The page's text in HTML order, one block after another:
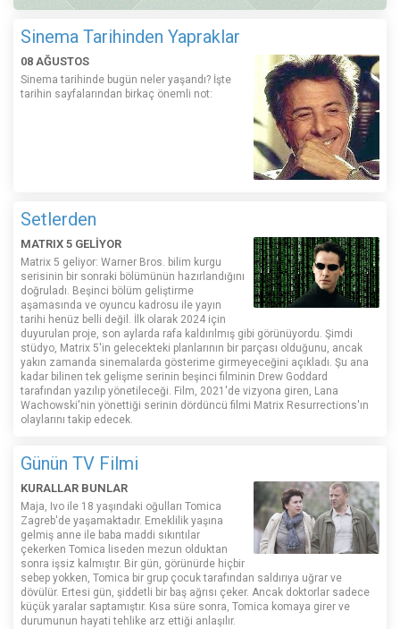
Sinema Tarihinden Yapraklar
08 AĞUSTOS
Sinema tarihinde bugün neler yaşandı? İşte
tarihin sayfalarından birkaç önemli not:
Setlerden
MATRIX 5 GELİYOR
Matrix 5 geliyor: Warner Bros. bilim kurgu
serisinin bir sonraki bölümünün hazırlandığını
doğruladı. Beşinci bölüm geliştirme
aşamasında ve oyuncu kadrosu ile yayın
tarihi henüz belli değil. İlk olarak 2024 için
duyurulan proje, son aylarda rafa kaldırılmış gibi görünüyordu. Şimdi
stüdyo, Matrix 5'in gelecekteki planlarının bir parçası olduğunu, ancak
yakın zamanda sinemalarda gösterime girmeyeceğini açıkladı. Şu ana
kadar bilinen tek gelişme serinin beşinci filminin Drew Goddard
tarafından yazılıp yönetileceği. Film, 2021'de vizyona giren, Lana
Wachowski'nin yönettiği serinin dördüncü filmi Matrix Resurrections'ın
olaylarını takip edecek.
Günün TV Filmi
KURALLAR BUNLAR
Maja, Ivo ile 18 yaşındaki oğulları Tomica
Zagreb'de yaşamaktadır. Emeklilik yaşına
gelmiş anne ile baba maddi sıkıntılar
çekerken Tomica liseden mezun olduktan
sonra işsiz kalmıştır. Bir gün, görünürde hiçbir
sebep yokken, Tomica bir grup çocuk tarafından saldırıya uğrar ve
dövülür. Ertesi gün, şiddetli bir baş ağrısı çeker. Ancak doktorlar sadece
küçük yaralar saptamıştır. Kısa süre sonra, Tomica komaya girer ve
durumunun hayati tehlike arz ettiği anlaşılır.